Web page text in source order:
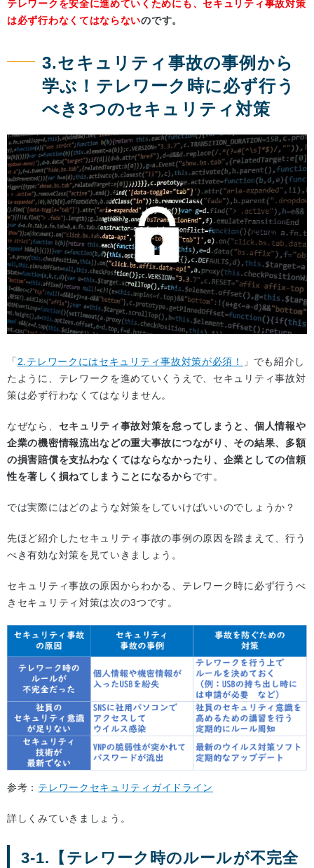
テレワークを安全に進めていくためにも、セキュリティ事故対策
は必ず行わなくてはならないのです。
3.セキュリティ事故の事例から
学ぶ！テレワーク時に必ず行う
べき3つのセキュリティ対策
「2.テレワークにはセキュリティ事故対策が必須！
」でも紹介し
たように、テレワークを進めていくうえで、セキュリティ事故対
策は必ず行わなくてはなりません。
なぜなら、 セキュリティ事故対策を怠ってしまうと、個人情報や
企業の機密情報流出などの重大事故につながり、その結果、多額
の損害賠償を支払わなくてはならなかったり、企業としての信頼
性を著しく損ねてしまうことになるからです。
では実際にはどのような対策をしていけばいいのでしょうか？
先ほど紹介したセキュリティ事故の事例の原因を踏まえて、行う
べき有効な対策を見ていきましょう。
セキュリティ事故の原因からわかる、テレワーク時に必ず行うべ
きセキュリティ対策は次の3つです。
参考： テレワークセキュリティガイドライン
詳しくみていきましょう。
3-1.【テレワーク時のルールが不完全